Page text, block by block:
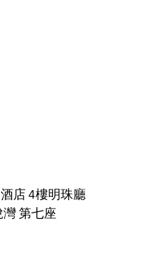
店 4樓明珠廳
第七座